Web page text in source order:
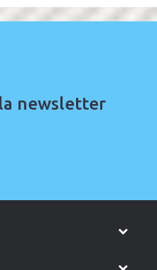
newsletter